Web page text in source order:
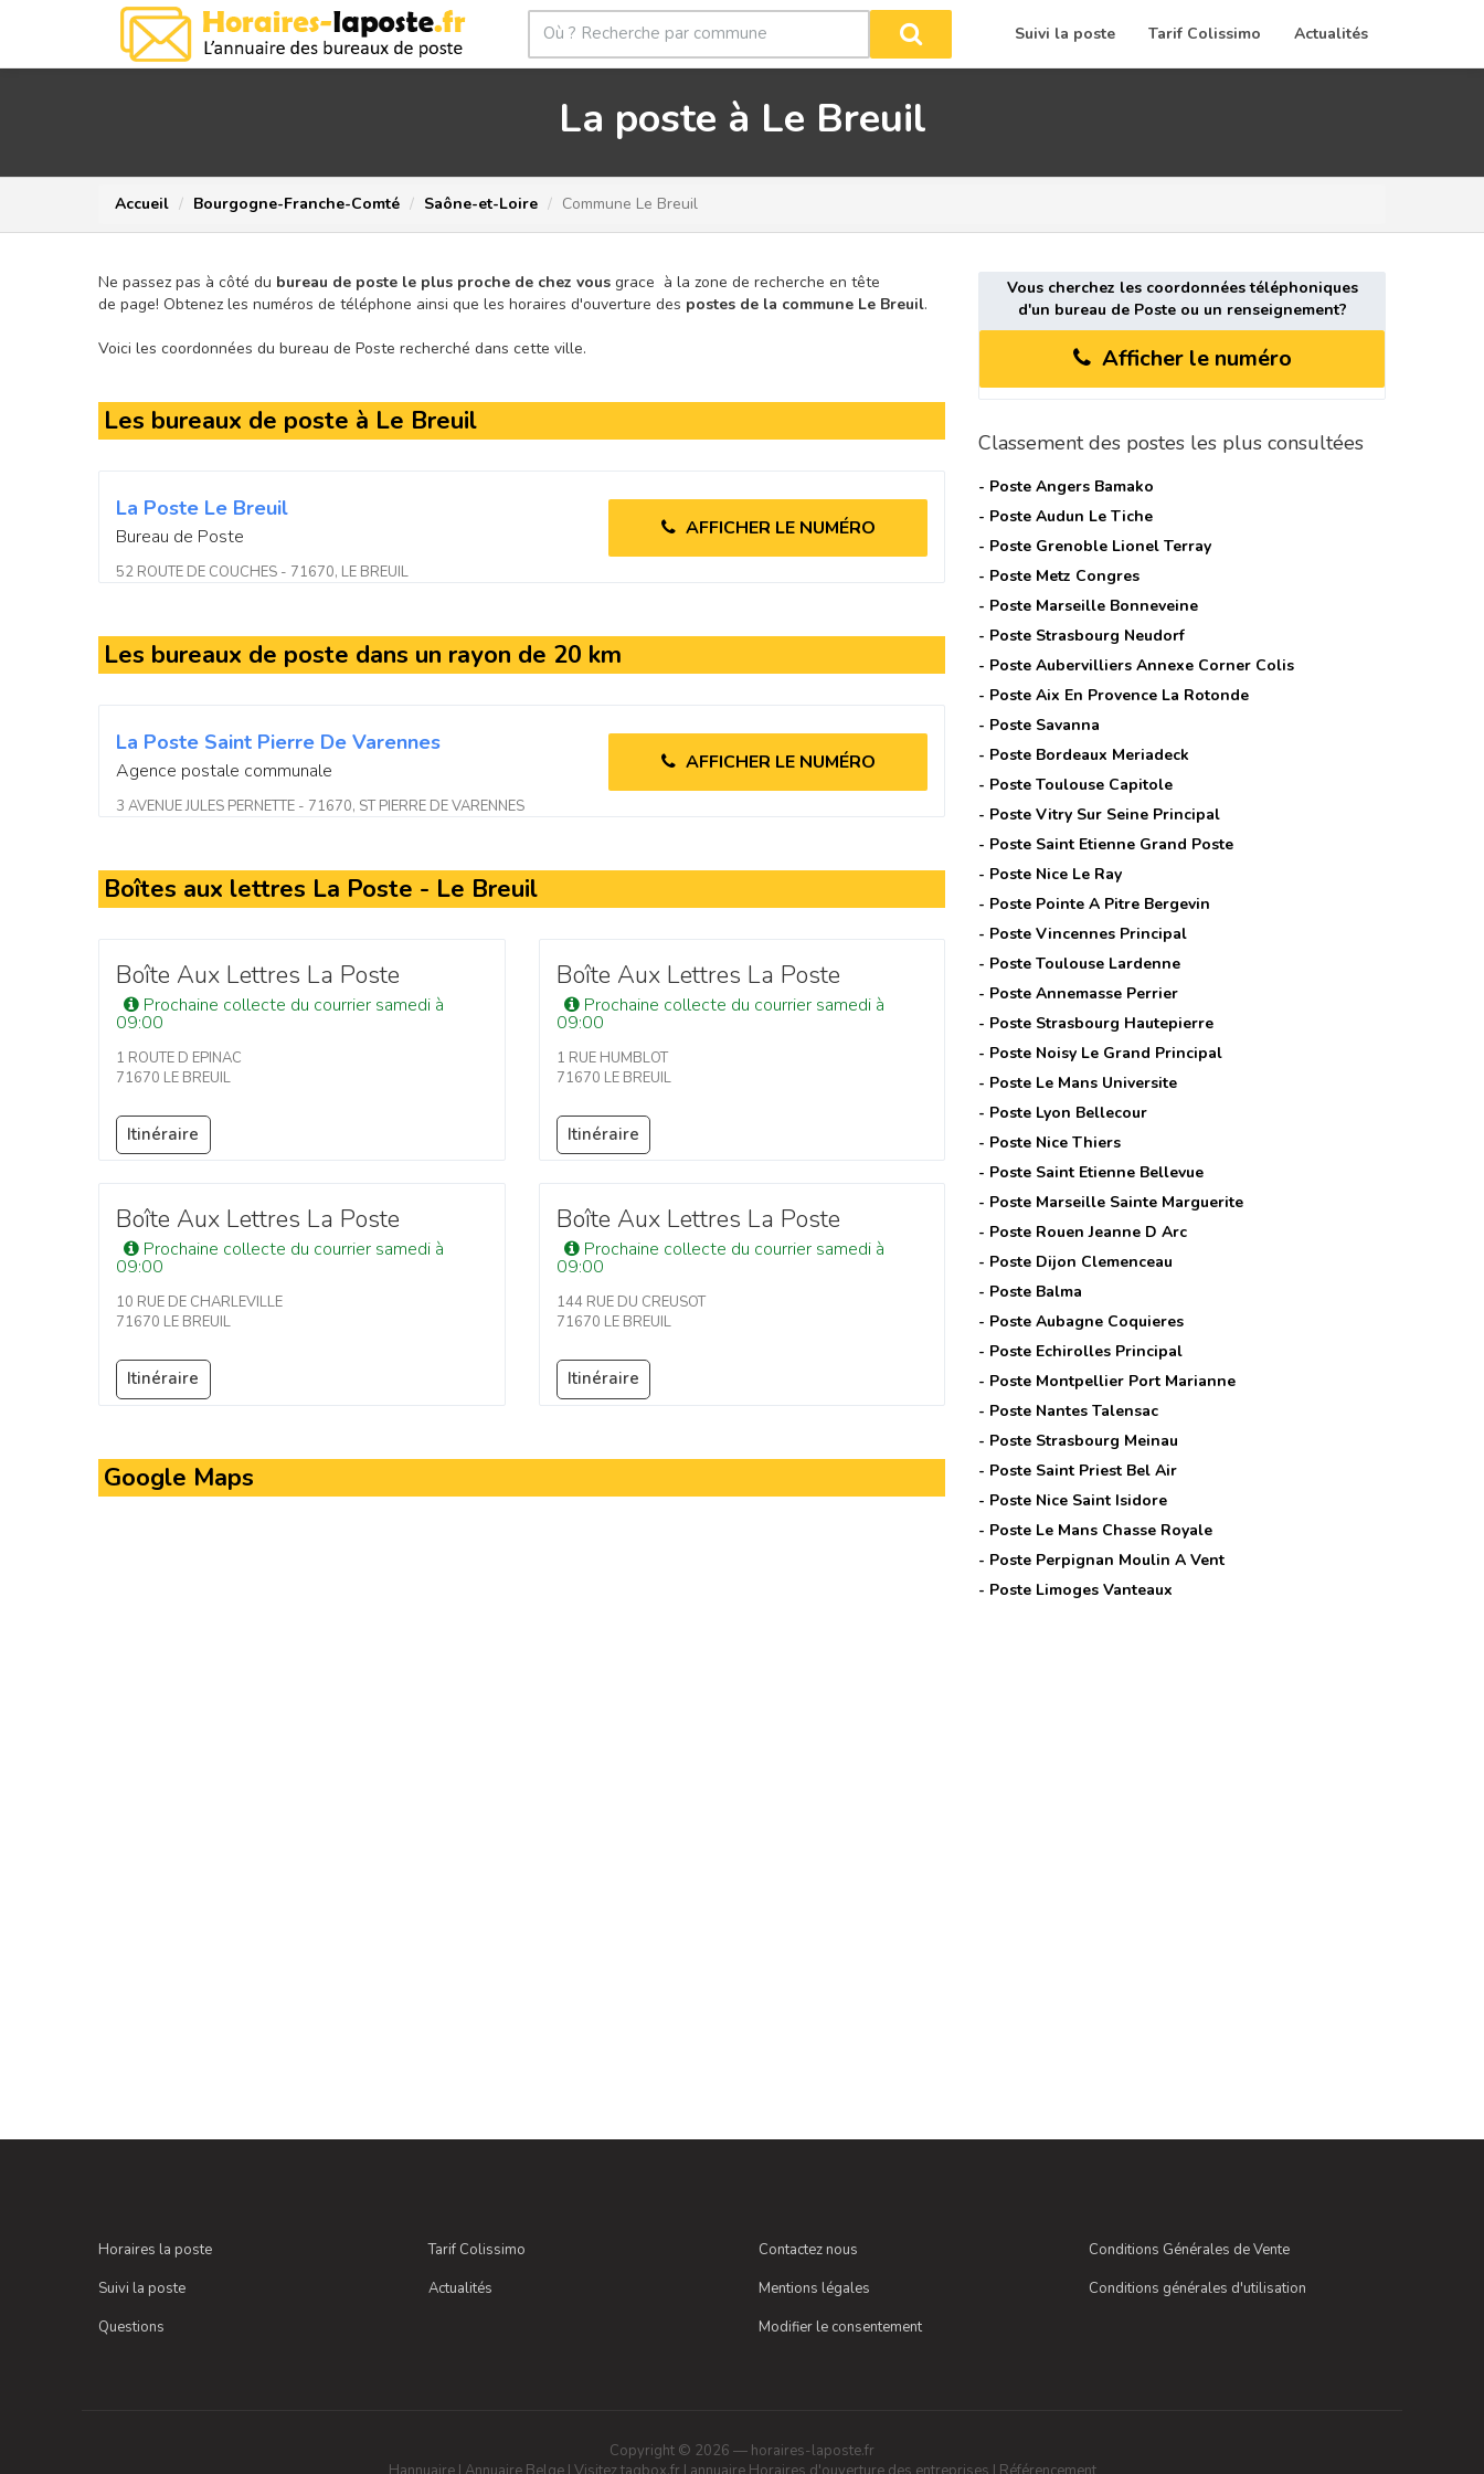
Suivi la poste Tarif Colissimo Actualités
La poste à Le Breuil
Accueil Bourgogne-Franche-Comté Saône-et-Loire Commune Le Breuil
Ne passez pas à côté du bureau de poste le plus proche de chez vous grace à la zone de recherche en tête
de page! Obtenez les numéros de téléphone ainsi que les horaires d'ouverture des postes de la commune Le Breuil.
Voici les coordonnées du bureau de Poste recherché dans cette ville.
Les bureaux de poste à Le Breuil
La Poste Le Breuil
Bureau de Poste
52 ROUTE DE COUCHES - 71670, LE BREUIL
AFFICHER LE NUMÉRO
Les bureaux de poste dans un rayon de 20 km
La Poste Saint Pierre De Varennes
Agence postale communale
3 AVENUE JULES PERNETTE - 71670, ST PIERRE DE VARENNES
AFFICHER LE NUMÉRO
Boîtes aux lettres La Poste - Le Breuil
Boîte Aux Lettres La Poste
Prochaine collecte du courrier samedi à
09:00
1 ROUTE D EPINAC
71670 LE BREUIL
Itinéraire
Boîte Aux Lettres La Poste
Prochaine collecte du courrier samedi à
09:00
1 RUE HUMBLOT
71670 LE BREUIL
Itinéraire
Boîte Aux Lettres La Poste
Prochaine collecte du courrier samedi à
09:00
10 RUE DE CHARLEVILLE
71670 LE BREUIL
Itinéraire
Boîte Aux Lettres La Poste
Prochaine collecte du courrier samedi à
09:00
144 RUE DU CREUSOT
71670 LE BREUIL
Itinéraire
Google Maps
Vous cherchez les coordonnées téléphoniques
d'un bureau de Poste ou un renseignement?
Afficher le numéro
Classement des postes les plus consultées
- PosteAngers Bamako
- PosteAudun Le Tiche
- Poste Grenoble Lionel Terray
- Poste Metz Congres
- Poste Marseille Bonneveine
- Poste Strasbourg Neudorf
- PosteAubervilliers Annexe Corner Colis
- PosteAix En Provence La Rotonde
- Poste Savanna
- Poste Bordeaux Meriadeck
- PosteToulouse Capitole
- PosteVitry Sur Seine Principal
- Poste Saint Etienne Grand Poste
- Poste Nice Le Ray
- Poste Pointe A Pitre Bergevin
- PosteVincennes Principal
- PosteToulouse Lardenne
- PosteAnnemasse Perrier
- Poste Strasbourg Hautepierre
- Poste Noisy Le Grand Principal
- Poste Le Mans Universite
- Poste Lyon Bellecour
- Poste Nice Thiers
- Poste Saint Etienne Bellevue
- Poste Marseille Sainte Marguerite
- Poste Rouen Jeanne D Arc
- Poste Dijon Clemenceau
- Poste Balma
- PosteAubagne Coquieres
- Poste Echirolles Principal
- Poste Montpellier Port Marianne
- Poste Nantes Talensac
- Poste Strasbourg Meinau
- Poste Saint Priest Bel Air
- Poste Nice Saint Isidore
- Poste Le Mans Chasse Royale
- Poste Perpignan Moulin A Vent
- Poste Limoges Vanteaux
Horaires la poste
Suivi la poste
Questions
Tarif Colissimo
Actualités
Contactez nous
Mentions légales
Modifier le consentement
Conditions Générales de Vente
Conditions générales d'utilisation
Copyright © 2026 — horaires-laposte.fr